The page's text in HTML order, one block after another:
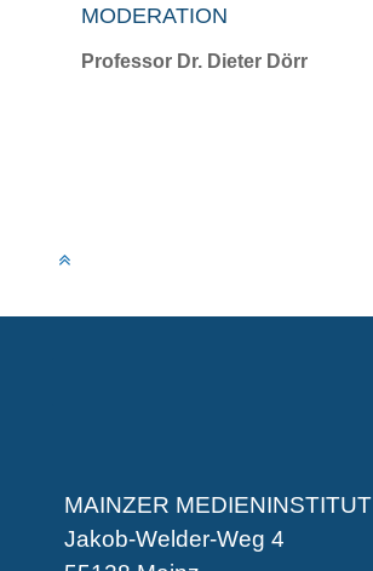
MODERATION
Professor Dr. Dieter Dörr
MAINZER MEDIENINSTITUT
Jakob-Welder-Weg 4